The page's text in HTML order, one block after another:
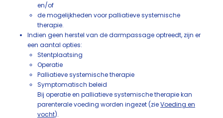
en/of
de mogelijkheden voor palliatieve systemische
therapie.
Indien geen herstel van de darmpassage optreedt, zijn er
een aantal opties:
Stentplaatsing
Operatie
Palliatieve systemische therapie
Symptomatisch beleid
Bij operatie en palliatieve systemische therapie kan
parenterale voeding worden ingezet (zieVoeding en
vocht).